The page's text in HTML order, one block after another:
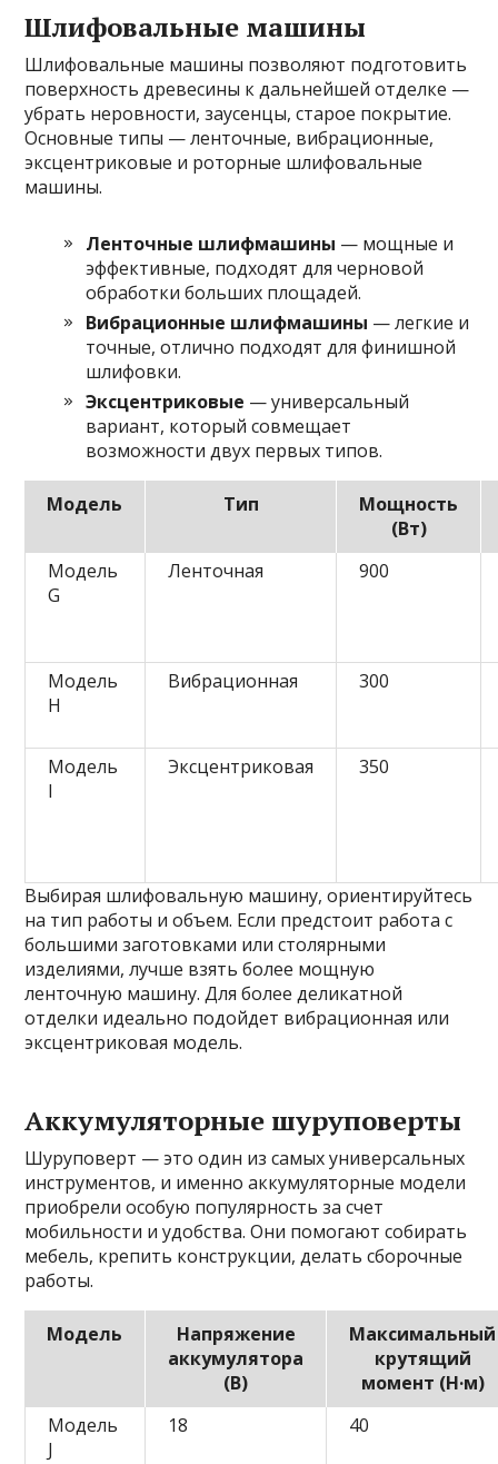
Шлифовальные машины
Шлифовальные машины позволяют подготовить
поверхность древесины к дальнейшей отделке —
убрать неровности, заусенцы, старое покрытие.
Основные типы — ленточные, вибрационные,
эксцентриковые и роторные шлифовальные
машины.
Ленточные шлифмашины — мощные и
эффективные, подходят для черновой
обработки больших площадей.
Вибрационные шлифмашины — легкие и
точные, отлично подходят для финишной
шлифовки.
Эксцентриковые — универсальный
вариант, который совмещает
возможности двух первых типов.
Модель Тип
Мощность
(Вт)
Модель
G
Ленточная 900
Модель
H
Вибрационная 300
Модель
I
Эксцентриковая 350
Выбирая шлифовальную машину, ориентируйтесь
на тип работы и объем. Если предстоит работа с
большими заготовками или столярными
изделиями, лучше взять более мощную
ленточную машину. Для более деликатной
отделки идеально подойдет вибрационная или
эксцентриковая модель.
Аккумуляторные шуруповерты
Шуруповерт — это один из самых универсальных
инструментов, и именно аккумуляторные модели
приобрели особую популярность за счет
мобильности и удобства. Они помогают собирать
мебель, крепить конструкции, делать сборочные
работы.
Модель
Напряжение
аккумулятора
(В)
Максимальный
крутящий
момент (Н·м)
Модель
J
18 40